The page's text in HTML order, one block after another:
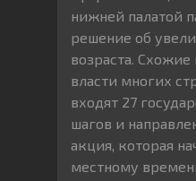
нижней палатой
решение об
возраста.
власти многих
входят 27
шагов и
акция, которая
местному